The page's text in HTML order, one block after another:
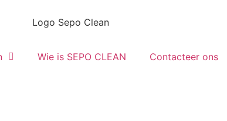
Wie is SEPO CLEAN Contacteer ons